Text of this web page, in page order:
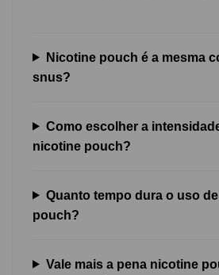
Nicotine pouch é a mesma
snus?
Como escolher a
nicotine pouch?
Quanto tempo dura o uso
pouch?
Vale mais a pena nicotine